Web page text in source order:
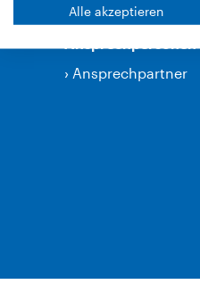
› Ansprechpartner
Alle akzeptieren